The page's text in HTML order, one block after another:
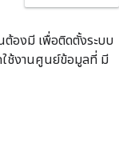
องมี เพื่อติดตั้งระบบ
ใช้งานศูนย์ข้อมูลที่ มี